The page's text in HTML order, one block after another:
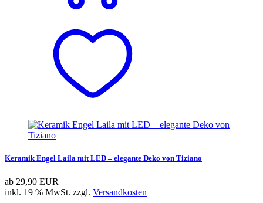
Keramik Engel Laila mit LED – elegante Deko von Tiziano
ab 29,90 EUR
inkl. 19 % MwSt. zzgl. Versandkosten